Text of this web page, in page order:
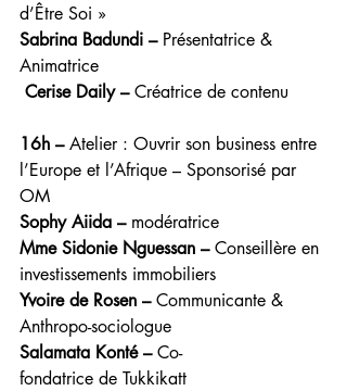
d’Être Soi »
Sabrina Badundi – Présentatrice &
Animatrice
Cerise Daily – Créatrice de contenu
16h – Atelier : Ouvrir son business entre
l’Europe et l’Afrique – Sponsorisé par
OM
Sophy Aiida – modératrice
Mme Sidonie Nguessan – Conseillère en
investissements immobiliers
Yvoire de Rosen – Communicante &
Anthropo-sociologue
Salamata Konté – Co-
fondatrice de Tukkikatt